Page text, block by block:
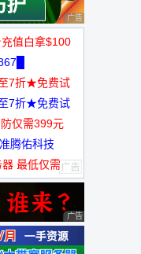
广告 商业广告，理
值白拿$100
7折★免费试
7折★免费试
仅需399元
腾佑科技
最低仅需
广告 商业广告，理